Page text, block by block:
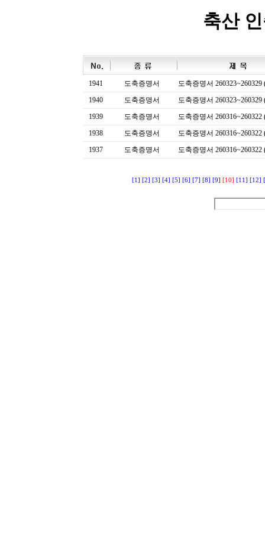
축산
1941 도축증명서
도축증명서 260323~260329
1940
도축증명서
도축증명서 260323~260329
1939
도축증명서
도축증명서 260316~260322
1938
도축증명서
도축증명서 260316~260322
1937
도축증명서 도축증명서 260316~260322
[1] [2] [3] [4] [5] [6] [7] [8] [9] [10] [11] [12]